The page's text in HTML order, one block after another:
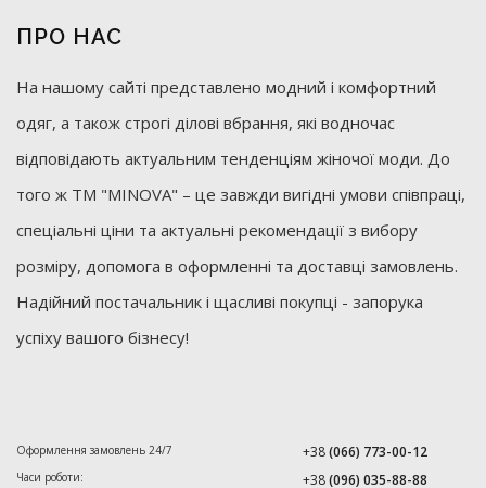
ПРО НАС
На нашому сайті представлено модний і комфортний
одяг, а також строгі ділові вбрання, які водночас
відповідають актуальним тенденціям жіночої моди. До
того ж ТМ "MINOVA" – це завжди вигідні умови співпраці,
спеціальні ціни та актуальні рекомендації з вибору
розміру, допомога в оформленні та доставці замовлень.
Надійний постачальник і щасливі покупці - запорука
успіху вашого бізнесу!
Оформлення замовлень 24/7
Часи роботи:
+38(066) 773-00-12
+38(096) 035-88-88